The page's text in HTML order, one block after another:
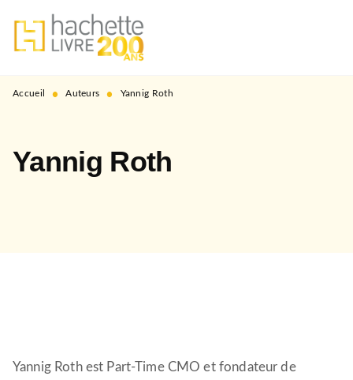
MENU RECHERCHE
PIED DE PAGE
Accueil • Auteurs • Yannig Roth
Yannig Roth
Yannig Roth est Part-Time CMO et fondateur de